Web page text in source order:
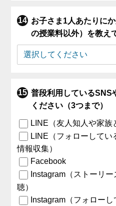
お子さま1人あたりに
の授業料以外）を教え
普段利用しているSNS
ください（3つまで）
LINE（友人知人や家族
LINE（フォローして
情報収集）
Facebook
Instagram（ストーリ
聴）
Instagram（フォロー